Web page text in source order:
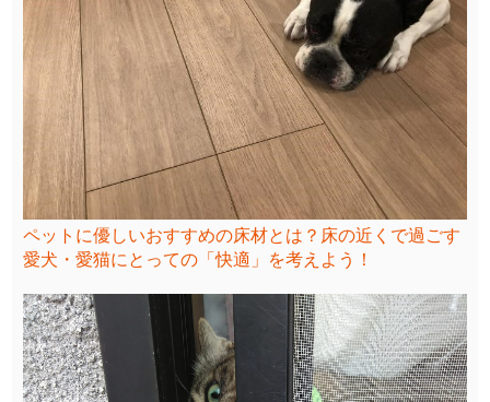
ペットに優しいおすすめの床材とは？床の近くで過ごす
愛犬・愛猫にとっての「快適」を考えよう！